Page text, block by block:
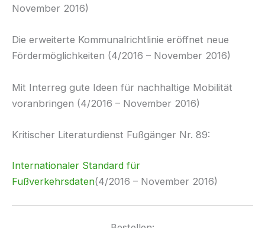
November 2016)
Die erweiterte Kommunalrichtlinie eröffnet neue
Fördermöglichkeiten (4/2016 – November 2016)
Mit Interreg gute Ideen für nachhaltige Mobilität
voranbringen (4/2016 – November 2016)
Kritischer Literaturdienst Fußgänger Nr. 89:
Internationaler Standard für
Fußverkehrsdaten(4/2016 – November 2016)